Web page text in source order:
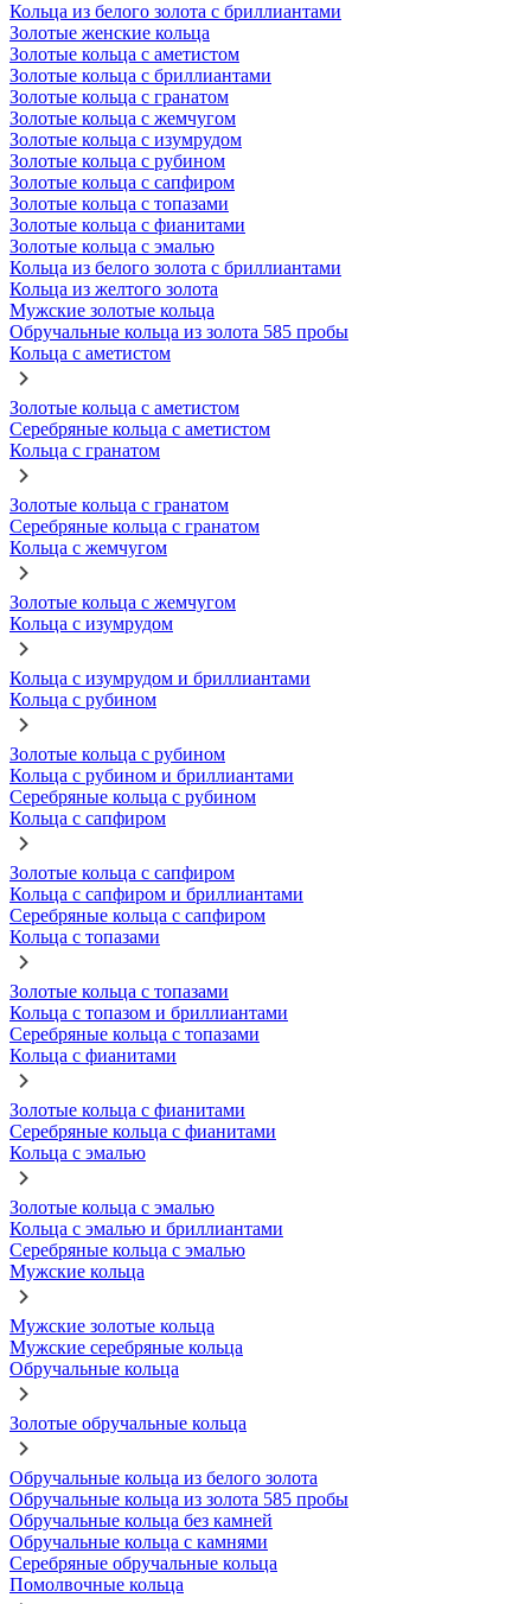
Кольца из белого золота с бриллиантами
Золотые женские кольца
Золотые кольца с аметистом
Золотые кольца с бриллиантами
Золотые кольца с гранатом
Золотые кольца с жемчугом
Золотые кольца с изумрудом
Золотые кольца с рубином
Золотые кольца с сапфиром
Золотые кольца с топазами
Золотые кольца с фианитами
Золотые кольца с эмалью
Кольца из белого золота с бриллиантами
Кольца из желтого золота
Мужские золотые кольца
Обручальные кольца из золота 585 пробы
Кольца с аметистом
Золотые кольца с аметистом
Серебряные кольца с аметистом
Кольца с гранатом
Золотые кольца с гранатом
Серебряные кольца с гранатом
Кольца с жемчугом
Золотые кольца с жемчугом
Кольца с изумрудом
Кольца с изумрудом и бриллиантами
Кольца с рубином
Золотые кольца с рубином
Кольца с рубином и бриллиантами
Серебряные кольца с рубином
Кольца с сапфиром
Золотые кольца с сапфиром
Кольца с сапфиром и бриллиантами
Серебряные кольца с сапфиром
Кольца с топазами
Золотые кольца с топазами
Кольца с топазом и бриллиантами
Серебряные кольца с топазами
Кольца с фианитами
Золотые кольца с фианитами
Серебряные кольца с фианитами
Кольца с эмалью
Золотые кольца с эмалью
Кольца с эмалью и бриллиантами
Серебряные кольца с эмалью
Мужские кольца
Мужские золотые кольца
Мужские серебряные кольца
Обручальные кольца
Золотые обручальные кольца
Обручальные кольца из белого золота
Обручальные кольца из золота 585 пробы
Обручальные кольца без камней
Обручальные кольца с камнями
Серебряные обручальные кольца
Помолвочные кольца